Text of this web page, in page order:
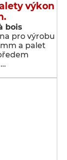
výkon
bois
pro výrobu
a palet